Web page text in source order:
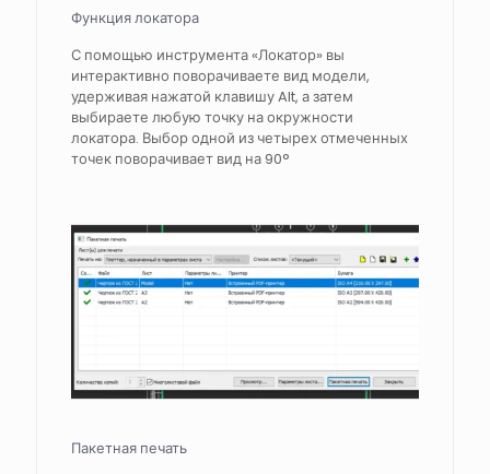
Функция локатора
С помощью инструмента «Локатор» вы
интерактивно поворачиваете вид модели,
удерживая нажатой клавишу Alt, а затем
выбираете любую точку на окружности
локатора. Выбор одной из четырех отмеченных
точек поворачивает вид на 90°
Пакетная печать